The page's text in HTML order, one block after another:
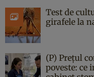
Test de
girafele la
(P) Prețul
poveste: ce